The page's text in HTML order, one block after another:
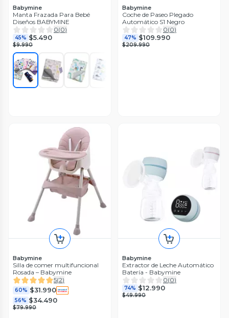
Babymine
Manta Frazada Para Bebé
Diseños BABYMINE
0(0)
45% $5.490
$9.990
Babymine
Coche de Paseo Plegado
Automático S1 Negro
0(0)
47% $109.990
$209.990
Babymine
Silla de comer multifuncional
Rosada – Babymine
5(2)
60% $31.990
56% $34.490
$79.990
Babymine
Extractor de Leche Automático
Batería - Babymine
0(0)
74% $12.990
$49.990